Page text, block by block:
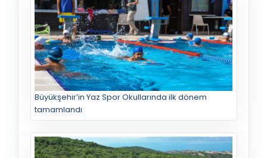
Büyükşehir’in Yaz Spor Okullarında ilk dönem
tamamlandı